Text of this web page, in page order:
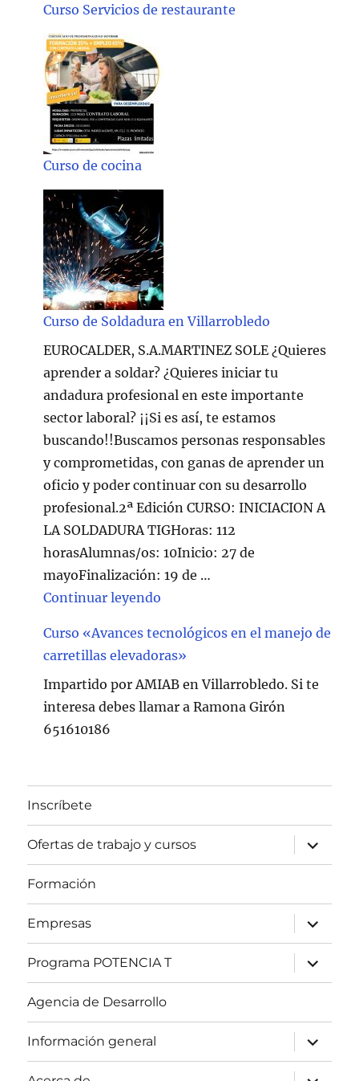
Curso Servicios de restaurante
Curso de cocina
Curso de Soldadura en Villarrobledo
EUROCALDER, S.A.MARTINEZ SOLE ¿Quieres
aprender a soldar? ¿Quieres iniciar tu
andadura profesional en este importante
sector laboral? ¡¡Si es así, te estamos
buscando!!Buscamos personas responsables
y comprometidas, con ganas de aprender un
oficio y poder continuar con su desarrollo
profesional.2ª Edición CURSO: INICIACION A
LA SOLDADURA TIGHoras: 112
horasAlumnas/os: 10Inicio: 27 de
mayoFinalización: 19 de …
Continuar leyendo
Curso «Avances tecnológicos en el manejo de
carretillas elevadoras»
Impartido por AMIAB en Villarrobledo. Si te
interesa debes llamar a Ramona Girón
651610186
Inscríbete
Ofertas de trabajo y cursos
expande
el
menú
Formación
Empresas
expande
el
menú
inferior
Programa POTENCIA T
expande
el
menú
Agencia de Desarrollo
Información general
expande
el
menú
inferior
expande